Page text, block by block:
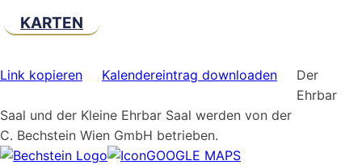
KARTEN
Link kopieren Kalendereintrag downloaden
Der
Ehrbar
Saal und der Kleine Ehrbar Saal werden von der
C. Bechstein Wien GmbH betrieben.
GOOGLE MAPS